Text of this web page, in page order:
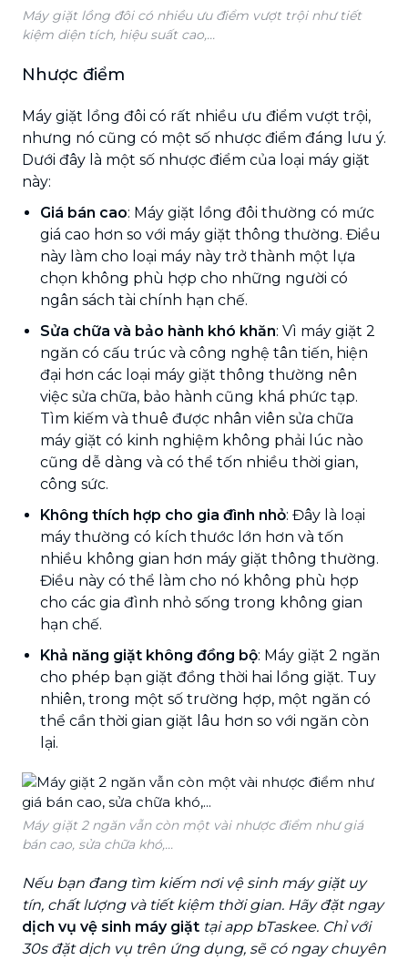
Máy giặt lồng đôi có nhiều ưu điểm vượt trội như tiết
kiệm diện tích, hiệu suất cao,...
Nhược điểm
Máy giặt lồng đôi có rất nhiều ưu điểm vượt trội,
nhưng nó cũng có một số nhược điểm đáng lưu ý.
Dưới đây là một số nhược điểm của loại máy giặt
này:
Giá bán cao: Máy giặt lồng đôi thường có mức
giá cao hơn so với máy giặt thông thường. Điều
này làm cho loại máy này trở thành một lựa
chọn không phù hợp cho những người có
ngân sách tài chính hạn chế.
Sửa chữa và bảo hành khó khăn: Vì máy giặt 2
ngăn có cấu trúc và công nghệ tân tiến, hiện
đại hơn các loại máy giặt thông thường nên
việc sửa chữa, bảo hành cũng khá phức tạp.
Tìm kiếm và thuê được nhân viên sửa chữa
máy giặt có kinh nghiệm không phải lúc nào
cũng dễ dàng và có thể tốn nhiều thời gian,
công sức.
Không thích hợp cho gia đình nhỏ: Đây là loại
máy thường có kích thước lớn hơn và tốn
nhiều không gian hơn máy giặt thông thường.
Điều này có thể làm cho nó không phù hợp
cho các gia đình nhỏ sống trong không gian
hạn chế.
Khả năng giặt không đồng bộ: Máy giặt 2 ngăn
cho phép bạn giặt đồng thời hai lồng giặt. Tuy
nhiên, trong một số trường hợp, một ngăn có
thể cần thời gian giặt lâu hơn so với ngăn còn
lại.
Máy giặt 2 ngăn vẫn còn một vài nhược điểm như giá
bán cao, sửa chữa khó,...
Nếu bạn đang tìm kiếm nơi vệ sinh máy giặt uy
tín, chất lượng và tiết kiệm thời gian. Hãy đặt ngay
dịch vụ vệ sinh máy giặt tại app bTaskee. Chỉ với
30s đặt dịch vụ trên ứng dụng, sẽ có ngay chuyên